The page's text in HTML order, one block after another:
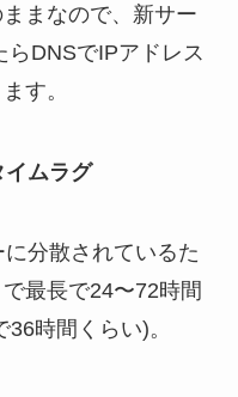
まなので、新サー
DNSでIPアドレス
す。
イムラグ
分散されているた
最長で24〜72時間
時間くらい)。